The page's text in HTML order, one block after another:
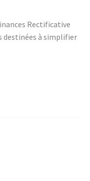
Rectificative
destinées à simplifier